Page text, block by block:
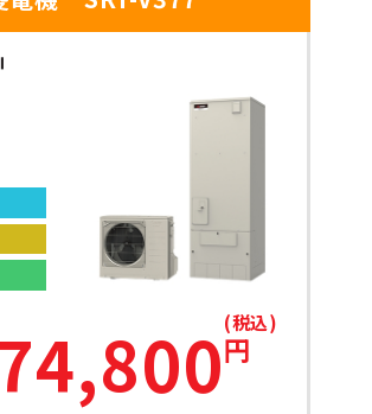
円
(税込)